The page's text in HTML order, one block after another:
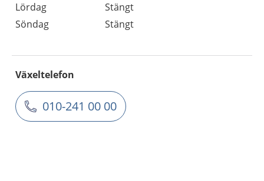
Lördag
Stängt
Söndag
Stängt
Växeltelefon
010-241 00 00